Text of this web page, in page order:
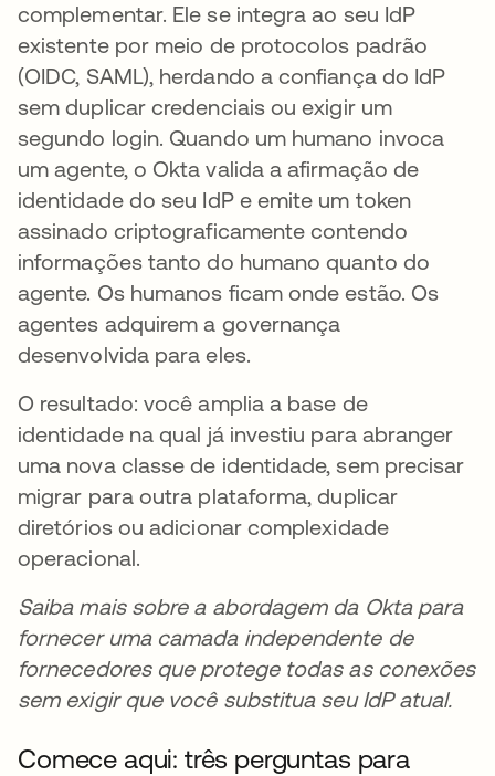
complementar. Ele se integra ao seu IdP
existente por meio de protocolos padrão
(OIDC, SAML), herdando a confiança do IdP
sem duplicar credenciais ou exigir um
segundo login. Quando um humano invoca
um agente, o Okta valida a afirmação de
identidade do seu IdP e emite um token
assinado criptograficamente contendo
informações tanto do humano quanto do
agente. Os humanos ficam onde estão. Os
agentes adquirem a governança
desenvolvida para eles.
O resultado: você amplia a base de
identidade na qual já investiu para abranger
uma nova classe de identidade, sem precisar
migrar para outra plataforma, duplicar
diretórios ou adicionar complexidade
operacional.
Saiba mais sobre a abordagem da Okta para
fornecer uma camada independente de
fornecedores que protege todas as conexões
sem exigir que você substitua seu IdP atual.
Comece aqui: três perguntas para